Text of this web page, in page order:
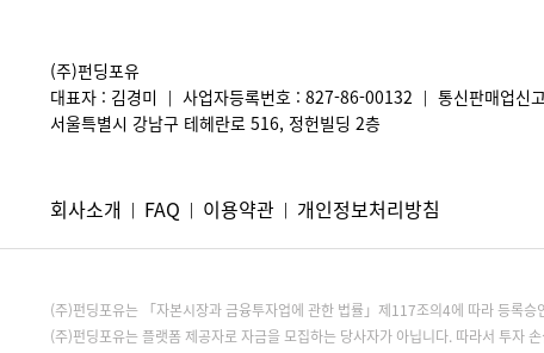
(주)펀딩포유
대표자 : 김경미
| 사업자등록번호 : 827-86-00132 | 통신판매업신
서울특별시 강남구 테헤란로 516, 정헌빌딩 2층
회사소개 | FAQ | 이용약관 | 개인정보처리방침
(주)펀딩포유는 「자본시장과 금융투자업에 관한 법률」제117조의4에 따라 등록승
(주)펀딩포유는 플랫폼 제공자로 자금을 모집하는 당사자가 아닙니다. 따라서 투자